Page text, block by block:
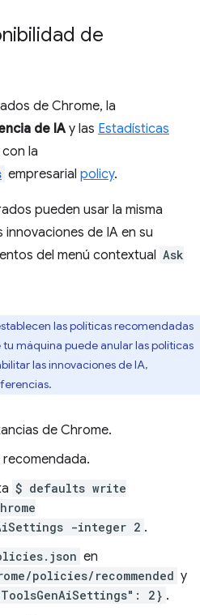
de
de Chrome, la
de IAy las Estadísticas
la
empresarial policy.
pueden usar la misma
de IA en su
del menú contextual Ask
las políticas recomendadas
máquina puede anular las políticas
las innovaciones de IA,
de Chrome.
$ defaults write
-integer 2 .
en
policies/recommended y
2} .